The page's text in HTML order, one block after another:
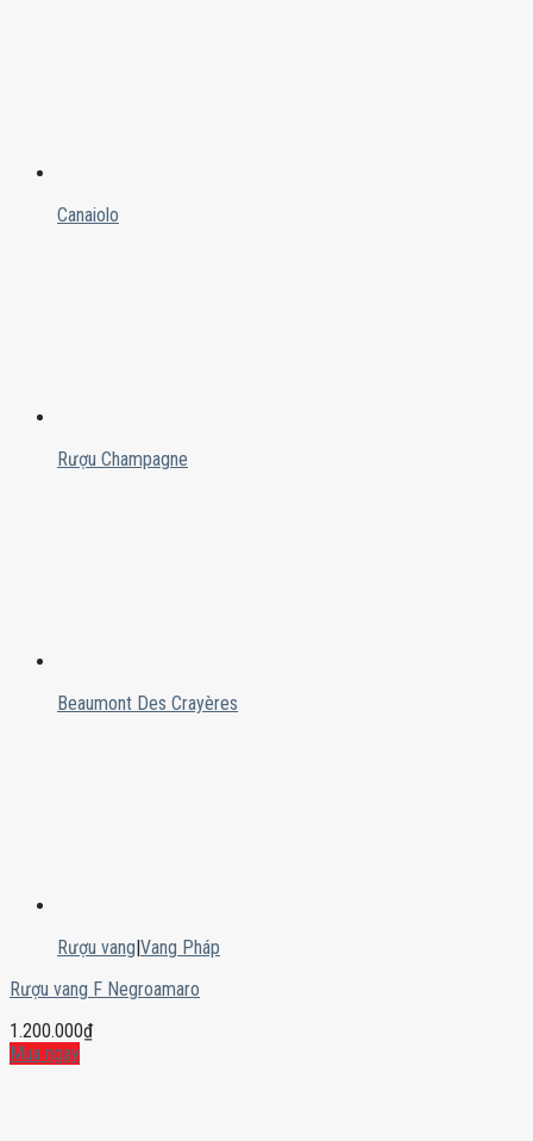
Canaiolo
Rượu Champagne
Beaumont Des Crayères
Rượu vang|Vang Pháp
Rượu vang F Negroamaro
1.200.000₫
Mua ngay